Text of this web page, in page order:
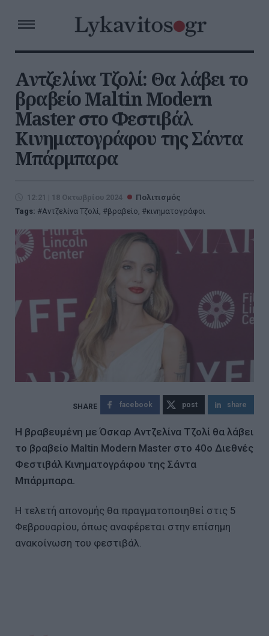
Aντζελίνα Τζολί: Θα λάβει το
βραβείο Maltin Modern
Master στο Φεστιβάλ
Κινηματογράφου της Σάντα
Μπάρμπαρα
12:21 | 18 Οκτωβρίου 2024
Πολιτισμός
Tags:
Aντζελίνα Τζολί, βραβείο, κινηματογράφοι
facebook post share
H βραβευμένη με Όσκαρ Aντζελίνα Τζολί θα λάβει
το βραβείο Maltin Modern Master στο 40ο Διεθνές
Φεστιβάλ Κινηματογράφου της Σάντα
Μπάρμπαρα.
Η τελετή απονομής θα πραγματοποιηθεί στις 5
Φεβρουαρίου, όπως αναφέρεται στην επίσημη
ανακοίνωση του φεστιβάλ.